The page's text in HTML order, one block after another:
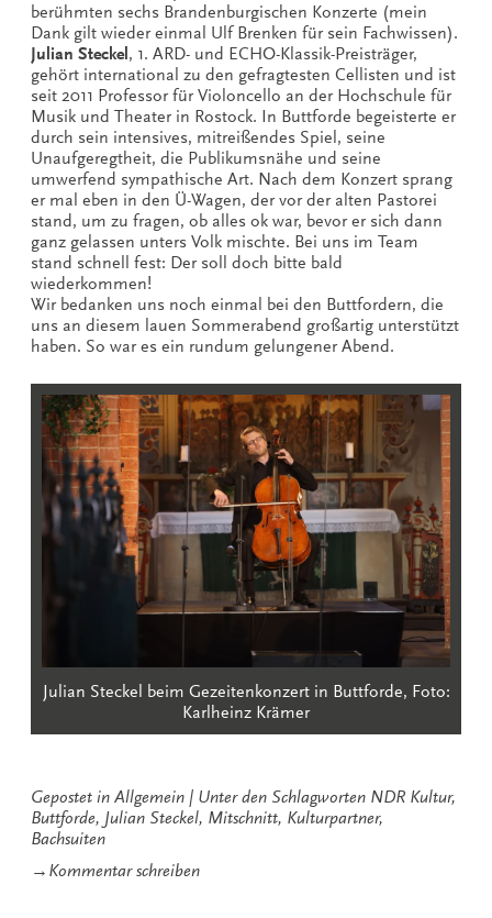
berühmten sechs Brandenburgischen Konzerte (mein
Dank gilt wieder einmal Ulf Brenken für sein Fachwissen).
Julian Steckel , 1. ARD- und ECHO-Klassik-Preisträger,
gehört international zu den gefragtesten Cellisten und ist
seit 2011 Professor für Violoncello an der Hochschule für
Musik und Theater in Rostock. In Buttforde begeisterte er
durch sein intensives, mitreißendes Spiel, seine
Unaufgeregtheit, die Publikumsnähe und seine
umwerfend sympathische Art. Nach dem Konzert sprang
er mal eben in den Ü-Wagen, der vor der alten Pastorei
stand, um zu fragen, ob alles ok war, bevor er sich dann
ganz gelassen unters Volk mischte. Bei uns im Team
stand schnell fest: Der soll doch bitte bald
wiederkommen!
Wir bedanken uns noch einmal bei den Buttfordern, die
uns an diesem lauen Sommerabend großartig unterstützt
haben. So war es ein rundum gelungener Abend.
Julian Steckel beim Gezeitenkonzert in Buttforde, Foto:
Karlheinz Krämer
Gepostet in Allgemein Unter den Schlagworten NDR Kultur,
Buttforde, Julian Steckel, Mitschnitt, Kulturpartner,
Bachsuiten
→ Kommentar schreibenzu